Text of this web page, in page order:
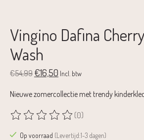
Vingino Dafina
Wash
€54,99 €16,50 Incl. btw
Nieuwe zomercollectie met trendy
De beoordeling van dit product is
(0)
Op voorraad (Levertijd:1-3 dagen)